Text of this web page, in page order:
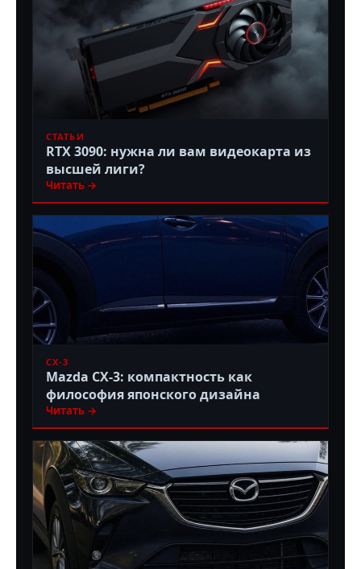
СТАТЬИ
RTX 3090: нужна ли вам видеокарта из
высшей лиги?
Читать →
CX-3
Mazda CX-3: компактность как
философия японского дизайна
Читать →